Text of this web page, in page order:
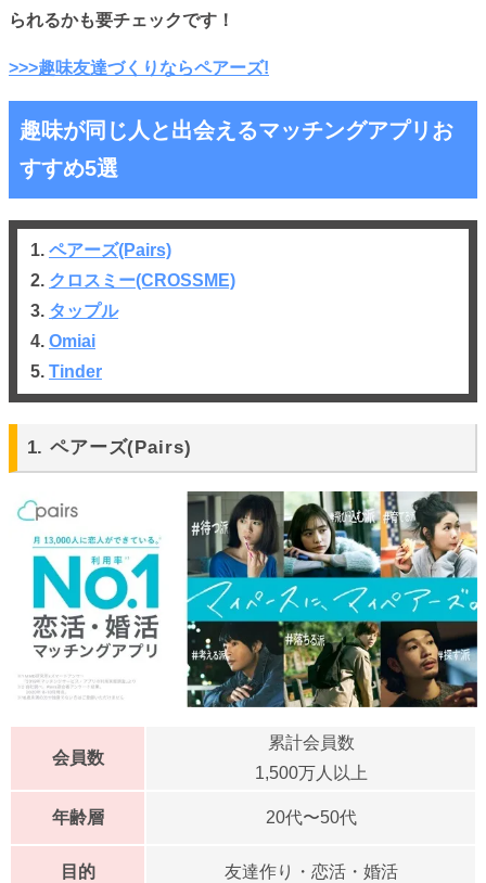
られるかも要チェックです！
>>>趣味友達づくりならペアーズ!
趣味が同じ人と出会えるマッチングアプリお
すすめ5選
1. ペアーズ(Pairs)
2. クロスミー(CROSSME)
3. タップル
4. Omiai
5. Tinder
1. ペアーズ(Pairs)
会員数
累計会員数
1,500万人以上
年齢層 20代〜50代
目的 友達作り・恋活・婚活